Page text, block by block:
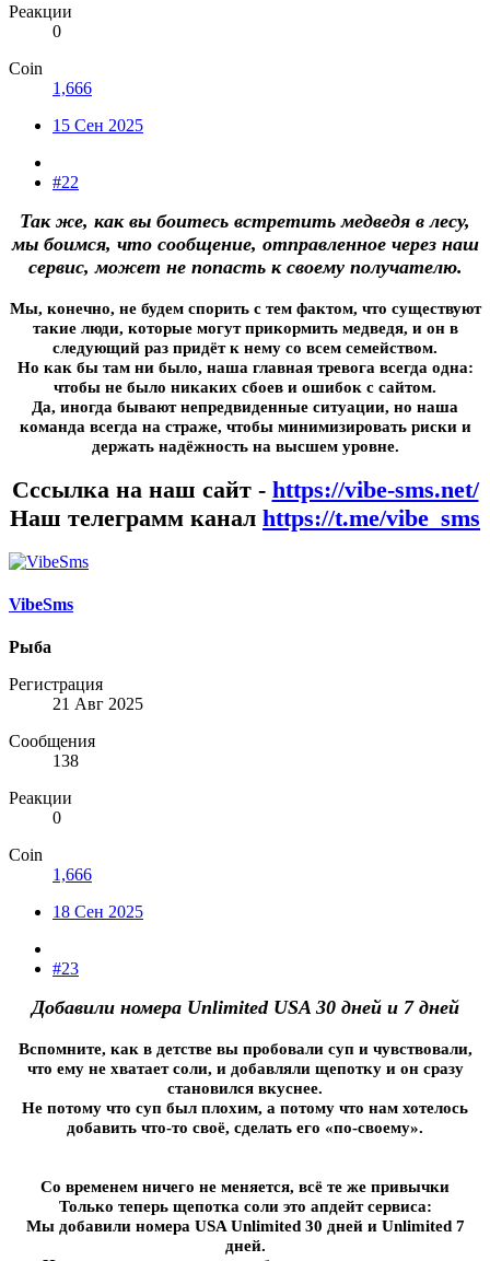
Реакции
0
Coin
1,666
15 Сен 2025
#22
Так же, как вы боитесь встретить медведя в лесу,
мы боимся, что сообщение, отправленное через наш
сервис, может не попасть к своему получателю.
Мы, конечно, не будем спорить с тем фактом, что существуют
такие люди, которые могут прикормить медведя, и он в
следующий раз придёт к нему со всем семейством.
Но как бы там ни было, наша главная тревога всегда одна:
чтобы не было никаких сбоев и ошибок с сайтом.
Да, иногда бывают непредвиденные ситуации, но наша
команда всегда на страже, чтобы минимизировать риски и
держать надёжность на высшем уровне.
Сссылка на наш сайт - https://vibe-sms.net/
Наш телеграмм канал https://t.me/vibe_sms
VibeSms
Рыба
Регистрация
21 Авг 2025
Сообщения
138
Реакции
0
Coin
1,666
18 Сен 2025
#23
Добавили номера Unlimited USA 30 дней и 7 дней
Вспомните, как в детстве вы пробовали суп и чувствовали,
что ему не хватает соли, и добавляли щепотку и он сразу
становился вкуснее.
Не потому что суп был плохим, а потому что нам хотелось
добавить что-то своё, сделать его «по-своему».
Со временем ничего не меняется, всё те же привычки
Только теперь щепотка соли это апдейт сервиса:
Мы добавили номера USA Unlimited 30 дней и Unlimited 7
дней.